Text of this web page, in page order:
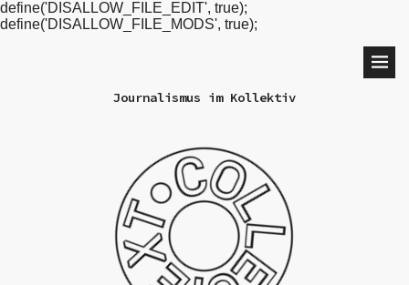
define('DISALLOW_FILE_EDIT', true);
define('DISALLOW_FILE_MODS', true);
Journalismus im Kollektiv